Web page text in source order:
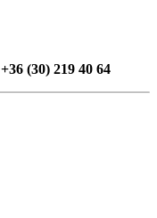
+36 (30) 219 40 64